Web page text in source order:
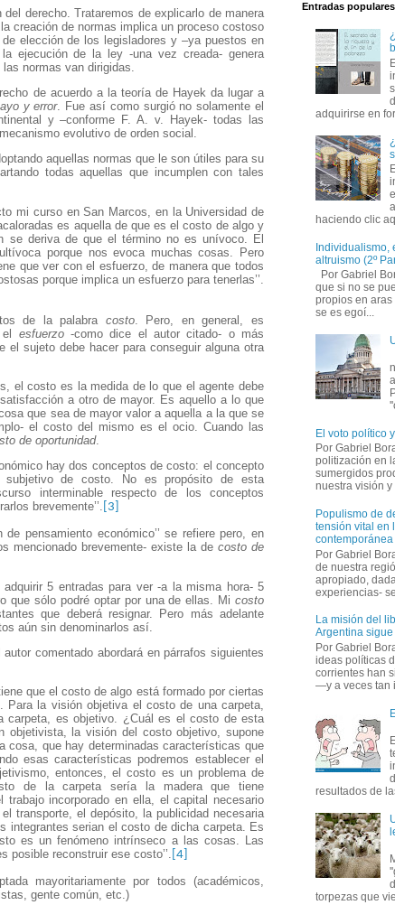
derecho. Trataremos de explicarlo de manera
creación de normas implica un proceso costoso
elección de los legisladores y –ya puestos en
ejecución de la ley -una vez creada- genera
normas van dirigidas.
de acuerdo a la teoría de Hayek da lugar a
y error. Fue así como surgió no solamente el
y –conforme F. A. v. Hayek- todas las
evolutivo de orden social.
aquellas normas que le son útiles para su
todas aquellas que incumplen con tales
mi curso en San Marcos, en la Universidad de
es aquella de que es el costo de algo y
se deriva de que el término no es unívoco. El
porque nos evoca muchas cosas. Pero
que ver con el esfuerzo, de manera que todos
porque implica un esfuerzo para tenerlas’’.
de la palabra costo. Pero, en general, es
esfuerzo-como dice el autor citado- o más
el sujeto debe hacer para conseguir alguna otra
el costo es la medida de lo que el agente debe
a otro de mayor. Es aquello a lo que
que sea de mayor valor a aquella a la que se
el costo del mismo es el ocio. Cuando las
de oportunidad.
hay dos conceptos de costo: el concepto
de costo. No es propósito de esta
interminable respecto de los conceptos
brevemente’’. [3]
de pensamiento económico’’ se refiere pero, en
mencionado brevemente- existe la de costo de
5 entradas para ver -a la misma hora- 5
que sólo podré optar por una de ellas. Mi costo
que deberá resignar. Pero más adelante
aún sin denominarlos así.
comentado abordará en párrafos siguientes
que el costo de algo está formado por ciertas
Para la visión objetiva el costo de una carpeta,
carpeta, es objetivo. ¿Cuál es el costo de esta
objetivista, la visión del costo objetivo, supone
cosa, que hay determinadas características que
esas características podremos establecer el
entonces, el costo es un problema de
de la carpeta sería la madera que tiene
trabajo incorporado en ella, el capital necesario
transporte, el depósito, la publicidad necesaria
integrantes serian el costo de dicha carpeta. Es
es un fenómeno intrínseco a las cosas. Las
reconstruir ese costo’’.
[4]
mayoritariamente por todos (académicos,
gente común, etc.)
Entradas populares
adquirirse en
haciendo clic
Individualismo,
altruismo (2º
Por Gabriel
que si no se
propios en
se es egoí...
El voto político
Por Gabriel
politización en
sumergidos
nuestra visión y
Populismo de
tensión vital en
contemporánea
Por Gabriel
de nuestra
apropiado,
experiencias-
La misión del
Argentina
Por Gabriel
ideas políticas
corrientes han
—y a veces tan
resultados de
torpezas que